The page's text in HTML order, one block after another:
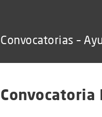
Convocatorias –
Convocatoria